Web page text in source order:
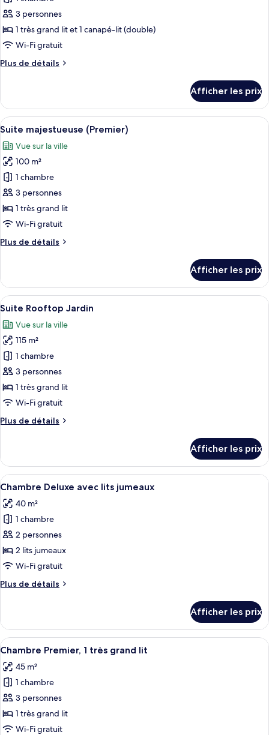
pour
ce
type
chambre :
3 personnes
1 très grand lit et 1 canapé-lit (double)
Wi-Fi gratuit
Plus de détails
Plus
Suite
Deluxe
Afficher les prix
Afficher
toutes
les
photos
pour
ce
type
de
chambre :
Suite
Une chambre d’hôtel avec un
9
Suite majestueuse (Premier)
Vue sur la ville
100 m²
1 chambre
3 personnes
1 très grand lit
Wi-Fi gratuit
Plus de détails
Plus
Suite
majestueuse
(Premier)
Afficher les prix
Afficher
toutes
les
photos
pour
ce
type
de
chambre :
Suite
Une terrasse sur le toit, meublée de
8
Suite Rooftop Jardin
Vue sur la ville
115 m²
1 chambre
3 personnes
1 très grand lit
Wi-Fi gratuit
Plus de détails
Plus
Suite
Rooftop
Jardin
Afficher les prix
Afficher
toutes
les
photos
pour
ce
type
chambre :
avec
lits
jumeaux
Une chambre d’hôtel avec deux lits,
6
Chambre Deluxe avec lits jumeaux
40 m²
1 chambre
2 personnes
2 lits jumeaux
Wi-Fi gratuit
Plus de détails
Plus
Chambre
Deluxe
avec
jumeaux
Afficher les prix
Afficher
toutes
les
photos
pour
ce
type
Une chambre d’hôtel avec un
5
Chambre Premier, 1 très grand lit
45 m²
1 chambre
3 personnes
1 très grand lit
Wi-Fi gratuit